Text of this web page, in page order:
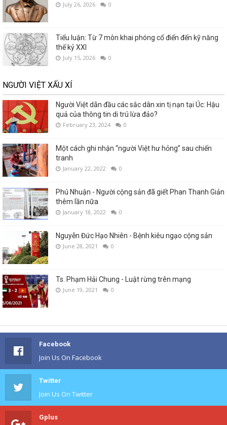
July 26, 2026 0
Tiểu luận: Từ 7 môn khai phóng cổ điển đến kỹ năng
thế kỷ XXI
July 15, 2026 0
NGƯỜI VIỆT XẤU XÍ
Người Việt dẫn đầu các sắc dân xin tị nạn tại Úc: Hậu
quả của thông tin di trú lừa đảo?
February 23, 2024 0
Một cách ghi nhận “người Việt hư hỏng” sau chiến
tranh
January 22, 2022 0
Phú Nhuận - Người cộng sản đã giết Phan Thanh Giản
thêm lần nữa
January 18, 2022 0
Nguyễn Đức Hạo Nhiên - Bệnh kiêu ngạo cộng sản
June 28, 2021 0
Ts. Phạm Hải Chung - Luật rừng trên mạng
June 19, 2021 0
Facebook
Join Us On Facebook
Twitter
Join Us On Twitter
Gplus